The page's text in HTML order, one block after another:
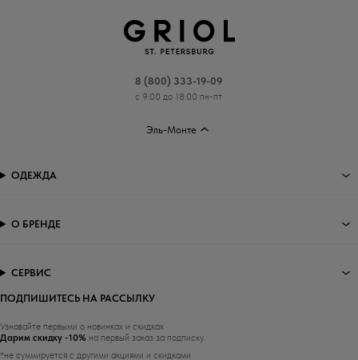
8 (800) 333-19-09
с 9:00 до 18:00 пн-пт
Эль-Монте
ПОДПИШИТЕСЬ НА РАССЫЛКУ
Узнавайте первыми о новинках и скидках
Дарим скидку -10% на первый заказ за подписку.
*не суммируется с другими акциями и скидками
ОДЕЖДА
О БРЕНДЕ
СЕРВИС